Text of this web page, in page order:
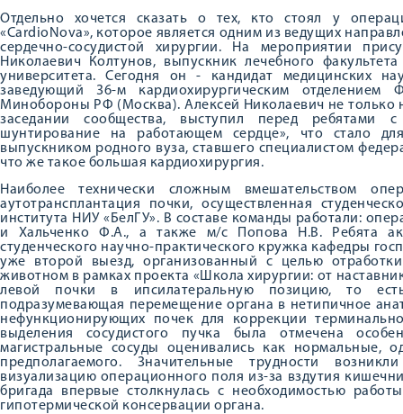
Отдельно хочется сказать о тех, кто стоял у
«CardioNova», которое является одним из ведущих
сердечно-сосудистой хирургии. На мероприятии
Николаевич Колтунов, выпускник лечебного
университета. Сегодня он - кандидат медицинских
заведующий 36-м кардиохирургическим
Минобороны РФ (Москва). Алексей Николаевич не только
заседании сообщества, выступил перед ребятами
шунтирование на работающем сердце», что стало
выпускником родного вуза, ставшего специалистом
что же такое большая кардиохирургия.
Наиболее технически сложным вмешательством
аутотрансплантация почки, осуществленная
института НИУ «БелГУ». В составе команды работали:
и Хальченко Ф.А., а также м/с Попова Н.В. Ребята
студенческого научно-практического кружка кафедры
уже второй выезд, организованный с целью
животном в рамках проекта «Школа хирургии: от
левой почки в ипсилатеральную позицию, то есть
подразумевающая перемещение органа в нетипичное
нефункционирующих почек для коррекции
выделения сосудистого пучка была отмечена
магистральные сосуды оценивались как нормальные,
предполагаемого. Значительные трудности
визуализацию операционного поля из-за вздутия
бригада впервые столкнулась с необходимостью
гипотермической консервации органа.